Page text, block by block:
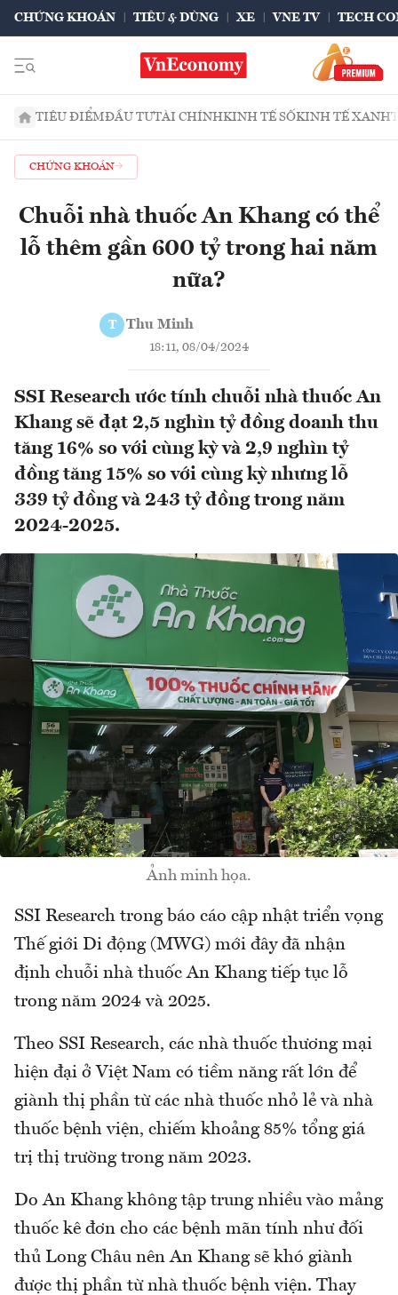
CHỨNG KHOÁN TIÊU & DÙNG XE VNE TV TECH
TIÊU ĐIỂMĐẦU TƯTÀI CHÍNHKINH TẾ SỐKINH TẾ XANH
CHỨNG KHOÁN
Chuỗi nhà thuốc An Khang có thể
lỗ thêm gần 600 tỷ trong hai năm
nữa?
T Thu Minh
18:11, 08/04/2024
SSI Research ước tính chuỗi nhà thuốc An
Khang sẽ đạt 2,5 nghìn tỷ đồng doanh thu
tăng 16% so với cùng kỳ và 2,9 nghìn tỷ
đồng tăng 15% so với cùng kỳ nhưng lỗ
339 tỷ đồng và 243 tỷ đồng trong năm
2024-2025.
Ảnh minh họa.
SSI Research trong báo cáo cập nhật triển vọng
Thế giới Di động (MWG) mới đây đã nhận
định chuỗi nhà thuốc An Khang tiếp tục lỗ
trong năm 2024 và 2025.
Theo SSI Research, các nhà thuốc thương mại
hiện đại ở Việt Nam có tiềm năng rất lớn để
giành thị phần từ các nhà thuốc nhỏ lẻ và nhà
thuốc bệnh viện, chiếm khoảng 85% tổng giá
trị thị trường trong năm 2023.
Do An Khang không tập trung nhiều vào mảng
thuốc kê đơn cho các bệnh mãn tính như đối
thủ Long Châu nên An Khang sẽ khó giành
được thị phần từ nhà thuốc bệnh viện. Thay